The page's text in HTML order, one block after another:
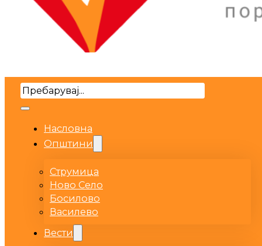
Search
Насловна
Општини
Струмица
Ново Село
Босилово
Василево
Вести